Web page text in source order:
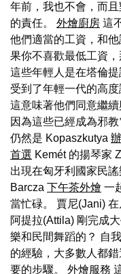
年前，我也不會，而
的責任。 外燴廚房 這
他們適當的工資，和
果你不喜歡最低工資，
這些年輕人是在塔倫
受到了年輕一代的高
這意味著他們同意繼
因為這些已經成為邪
仍然是 Kopaszkutya
首選 Kemét 的揚琴家
出現在匈牙利國家民
Barcza 下午茶外燴 一
當忙碌。 賈尼(Jani)
阿提拉(Attila) 剛完成
樂和民間舞蹈的？ 自
的經驗，大多數人都
要的步驟。 外燴服務